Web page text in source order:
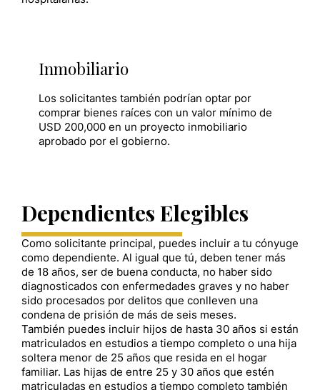
Inmobiliario
Los solicitantes también podrían optar por
comprar bienes raíces con un valor mínimo de
USD 200,000 en un proyecto inmobiliario
aprobado por el gobierno.
Dependientes Elegibles
Como solicitante principal, puedes incluir a tu cónyuge
como dependiente. Al igual que tú, deben tener más
de 18 años, ser de buena conducta, no haber sido
diagnosticados con enfermedades graves y no haber
sido procesados por delitos que conlleven una
condena de prisión de más de seis meses.
También puedes incluir hijos de hasta 30 años si están
matriculados en estudios a tiempo completo o una hija
soltera menor de 25 años que resida en el hogar
familiar. Las hijas de entre 25 y 30 años que estén
matriculadas en estudios a tiempo completo también